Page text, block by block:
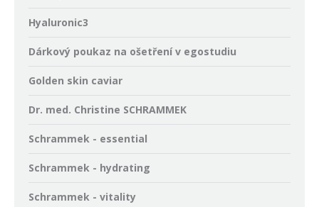
Hyaluronic3
Dárkový poukaz na ošetření v egostudiu
Golden skin caviar
Dr. med. Christine SCHRAMMEK
Schrammek - essential
Schrammek - hydrating
Schrammek - vitality